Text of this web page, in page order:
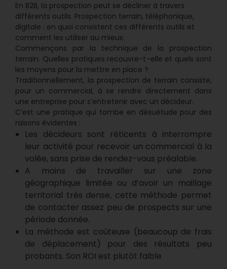
En B2B, la prospection peut se décliner à travers
différents outils. Prospection terrain, téléphonique,
digitale : en quoi consistent ces différents outils et
comment les utiliser au mieux.
Commençons par la technique de la prospection
terrain. Quelles pratiques recouvre-t-elle et quels sont
les moyens pour la mettre en place ?
Traditionnellement, la prospection de terrain consiste,
pour un commercial, à se rendre directement dans
une entreprise pour s’entretenir avec un décideur.
C’est une pratique qui tombe en désuétude pour des
raisons évidentes :
Les décideurs sont réticents à interrompre
leur activité pour recevoir un commercial à la
volée, sans prise de rendez-vous préalable.
A moins de travailler sur une zone
géographique limitée ou d’avoir un maillage
territorial très dense, cette méthode permet
de contacter assez peu de prospects sur une
période donnée.
La méthode est coûteuse (beaucoup de frais
de déplacement) pour des résultats peu
probants. Son ROI est plutôt faible